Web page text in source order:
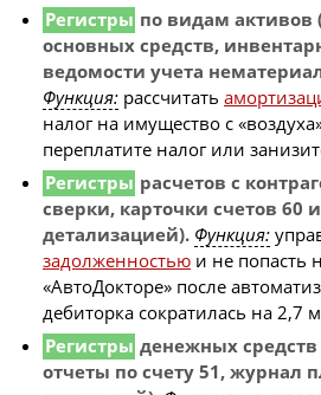
Регистры по видам активов
основных средств,
ведомости учета
Функция: рассчитать
налог на имущество с
переплатите налог или
Регистры расчетов с
сверки, карточки счетов 60
детализацией). Функция:
задолженностью и не попасть
«АвтоДокторе» после
дебиторка сократилась на 2,7
Регистры денежных средств
отчеты по счету 51, журнал